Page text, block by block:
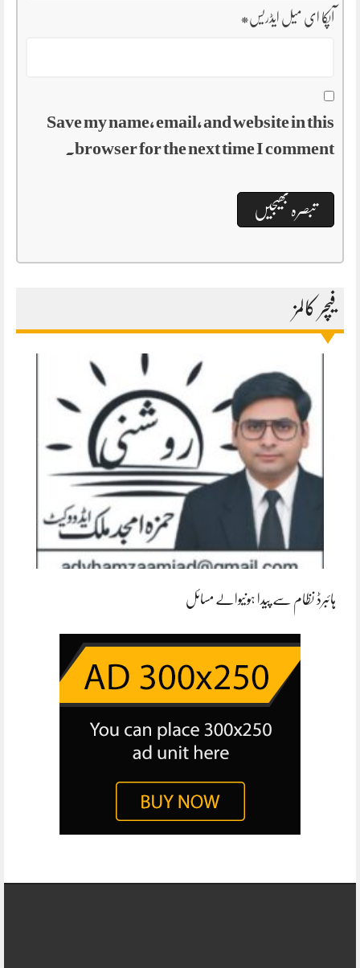
آپکا ای میل ایڈریس*
Save my name, email, and website in this
browser for the next time I comment.
فیچر کالمز
ہائبرڈ نظام سے پیدا ہونیوالے مسائل